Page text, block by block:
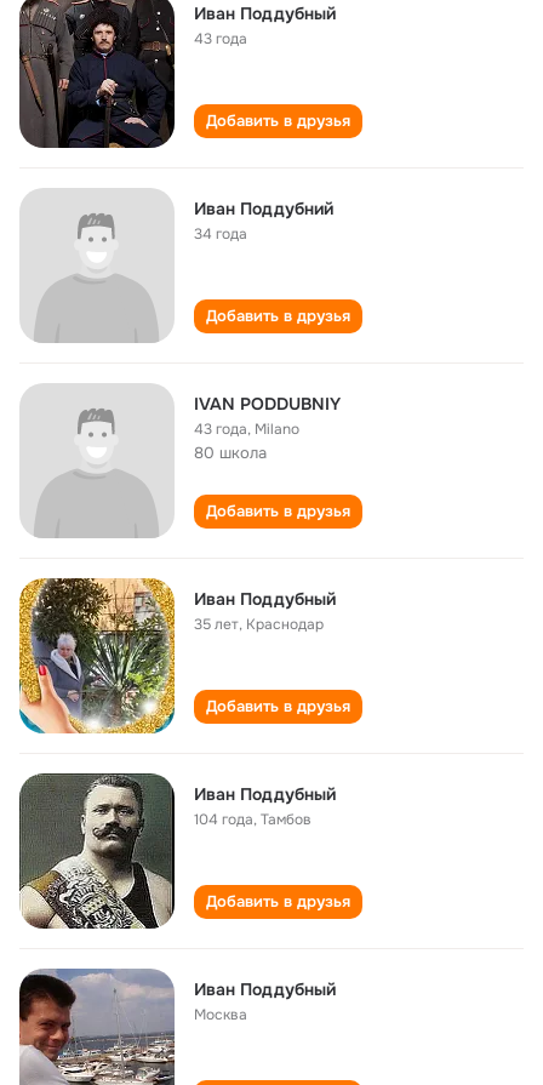
Иван Поддубный
43 года
Добавить в друзья
Иван Поддубний
34 года
Добавить в друзья
IVAN PODDUBNIY
43 года, Milano
80 школа
Добавить в друзья
Иван Поддубный
35 лет, Краснодар
Добавить в друзья
Иван Поддубный
104 года,Тамбов
Добавить в друзья
Иван Поддубный
Москва